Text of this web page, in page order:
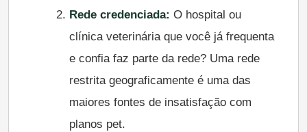
Rede credenciada: O hospital ou
clínica veterinária que você já frequenta
e confia faz parte da rede? Uma rede
restrita geograficamente é uma das
maiores fontes de insatisfação com
planos pet.